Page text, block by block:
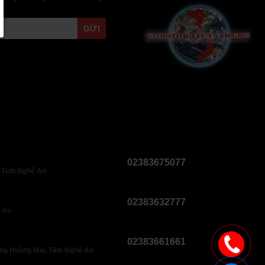
Nghệ An
02383675077
An
02383632777
Hoàng Mai, Tỉnh Nghệ An
02383661661